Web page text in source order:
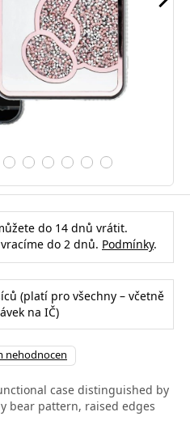
do 14 dnů vrátit.
do 2 dnů. Podmínky.
(platí pro všechny – včetně
na IČ)
nehodnocen
case distinguished by
bear pattern, raised edges